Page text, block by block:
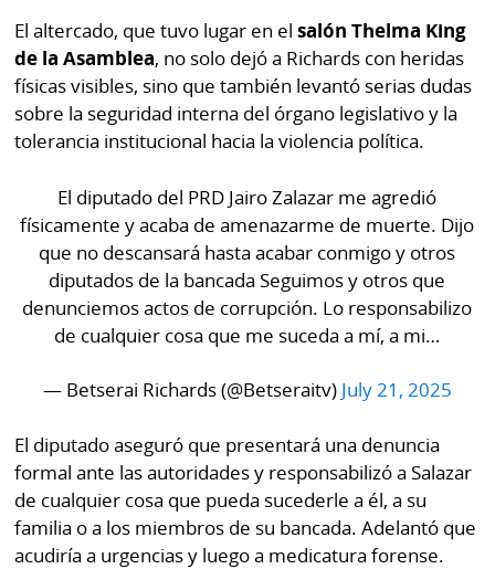
Metro
Tienda
Panamá
Tiquetes
Cero
KM
Corprensa
Ellas
Club
La
Busca
Fácil
⌾
Hoy
por
Sábado
⌾
La
Repregunta
Tal
Cual
Sin
Censura
El altercado, que tuvo lugar en elsalón Thelma King
de la Asamblea, no solo dejó a Richards con heridas
físicas visibles, sino que también levantó serias dudas
sobre la seguridad interna del órgano legislativo y la
tolerancia institucional hacia la violencia política.
El diputado del PRD Jairo Zalazar me agredió
físicamente y acaba de amenazarme de muerte. Dijo
que no descansará hasta acabar conmigo y otros
diputados de la bancada Seguimos y otros que
denunciemos actos de corrupción. Lo responsabilizo
de cualquier cosa que me suceda a mí, a mi…
— Betserai Richards (@Betseraitv) July 21, 2025
El diputado aseguró que presentará una denuncia
formal ante las autoridades y responsabilizó a Salazar
de cualquier cosa que pueda sucederle a él, a su
familia o a los miembros de su bancada. Adelantó que
acudiría a urgencias y luego a medicatura forense.